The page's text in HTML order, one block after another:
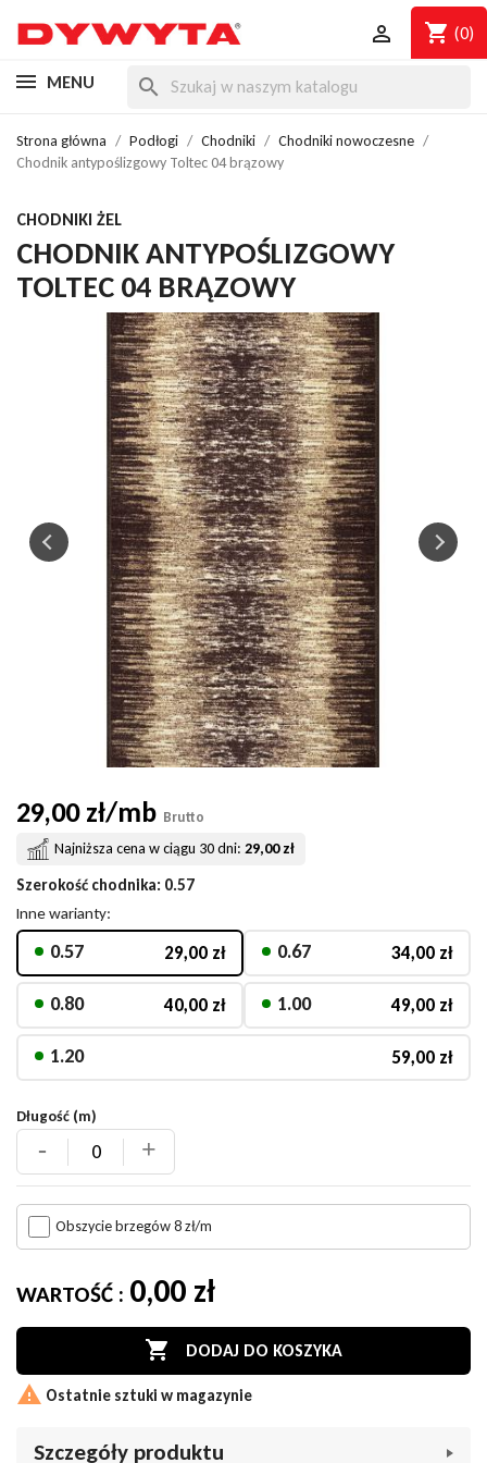
shopping_cart (0)

MENU search
Strona główna Podłogi Chodniki
Chodniki nowoczesne
Chodnik antypoślizgowy Toltec 04 brązowy
CHODNIKI ŻEL
CHODNIK ANTYPOŚLIZGOWY
TOLTEC 04 BRĄZOWY
29,00 zł/mb Brutto
Najniższa cena w ciągu 30 dni: 29,00 zł
Szerokość chodnika: 0.57
Inne warianty:
0.57 29,00 zł 0.67 34,00 zł
0.80 40,00 zł 1.00 49,00 zł
1.20 59,00 zł
Długość (m)
- +
Obszycie brzegów 8 zł/m
WARTOŚĆ : 0,00 zł
 DODAJ DO KOSZYKA
 Ostatnie sztuki w magazynie
Szczegóły produktu